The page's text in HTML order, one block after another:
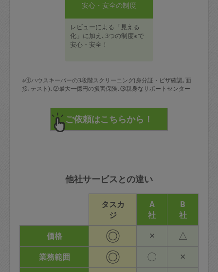
安心・安全の制度
レビューによる「見える
化」に加え､3つの制度※で
安心・安全！
※①ハウスキーパーの3段階スクリーニング(身分証・ビザ確認､面
接､テスト)､②最大一億円の損害保険､③親身なサポートセンター
他社サービスとの違い
タスカ
ジ
A
社
B
社
価格
◎ × △
業務範囲 ◎ 〇 ×